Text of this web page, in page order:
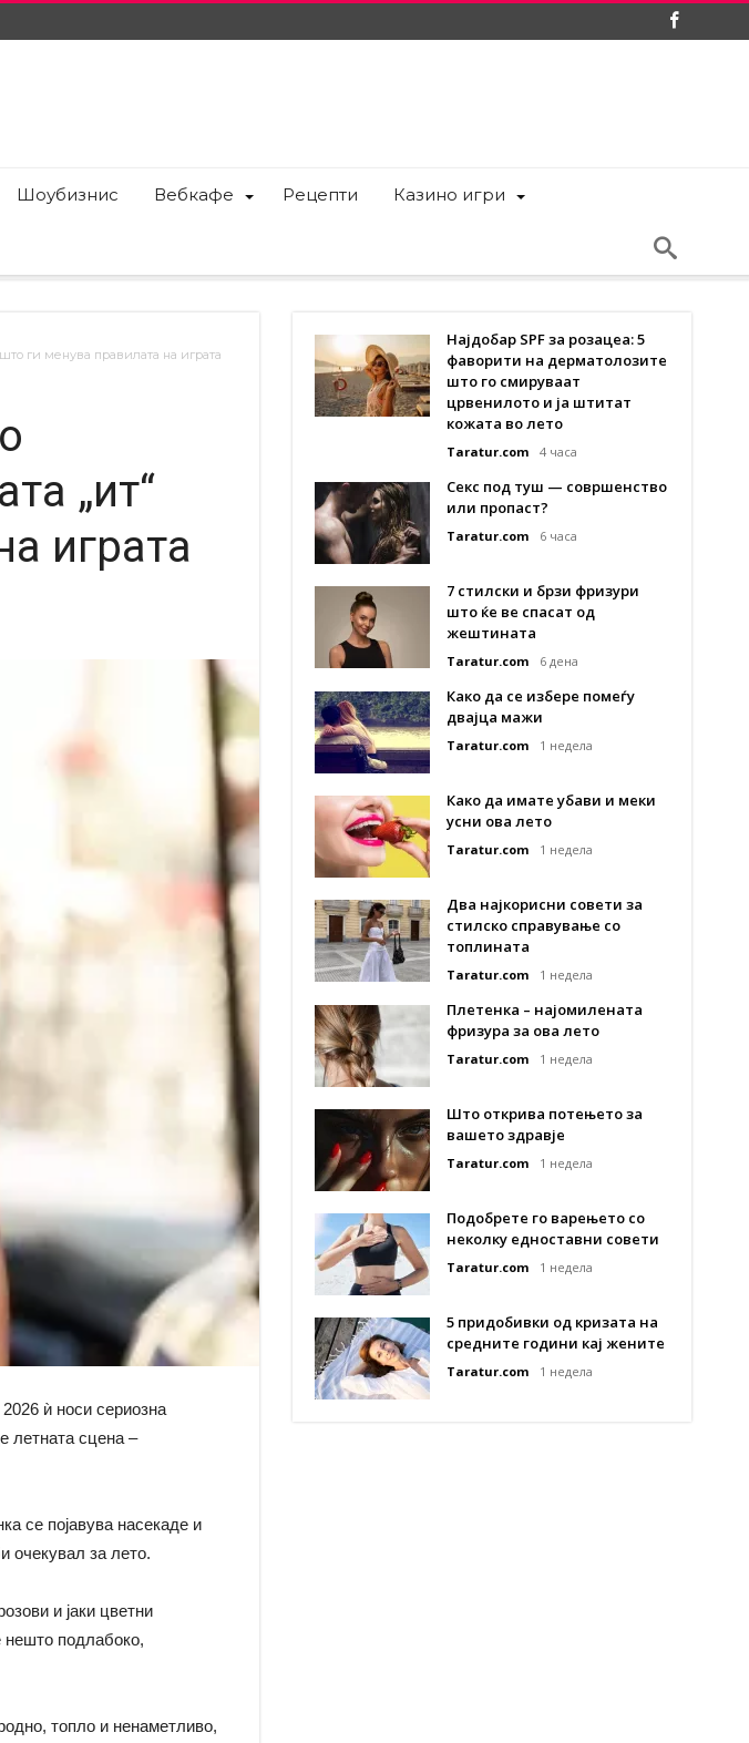
Шоубизнис Вебкафе Рецепти Казино игри
ги менува правилата на играта
„ит“
играта
ѝ носи сериозна
летната сцена –
се појавува насекаде и
очекувал за лето.
и јаки цветни
нешто подлабоко,
топло и ненаметливо,
Најдобар SPF за розацеа: 5
фаворити на дерматолозите
што го смируваат
црвенилото и ја штитат
кожата во лето
Taratur.com 4 часа
Секс под туш — совршенство
или пропаст?
Taratur.com 6 часа
7 стилски и брзи фризури
што ќе ве спасат од
жештината
Taratur.com 6 дена
Како да се избере помеѓу
двајца мажи
Taratur.com 1 недела
Како да имате убави и меки
усни ова лето
Taratur.com 1 недела
Два најкорисни совети за
стилско справување со
топлината
Taratur.com 1 недела
Плетенка – најомилената
фризура за ова лето
Taratur.com 1 недела
Што открива потењето за
вашето здравје
Taratur.com 1 недела
Подобрете го варењето со
неколку едноставни совети
Taratur.com 1 недела
5 придобивки од кризата на
средните години кај жените
Taratur.com 1 недела